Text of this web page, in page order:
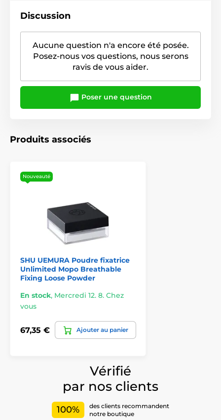
Discussion
Aucune question n'a encore été posée.
Posez-nous vos questions, nous serons
ravis de vous aider.
Poser une question
Produits associés
Nouveauté
SHU UEMURA Poudre fixatrice
Unlimited Mopo Breathable
Fixing Loose Powder
En stock, Mercredi 12. 8. Chez
vous
67,35 € Ajouter au panier
Vérifié
par nos clients
100%
des clients recommandent
notre boutique